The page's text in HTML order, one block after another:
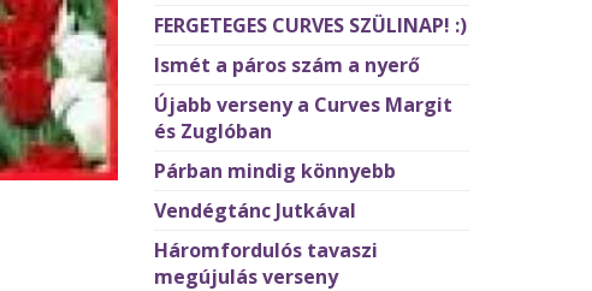
FERGETEGES CURVES SZÜLINAP! :)
Ismét a páros szám a nyerő
Újabb verseny a Curves Margit
és Zuglóban
Párban mindig könnyebb
Vendégtánc Jutkával
Háromfordulós tavaszi
megújulás verseny